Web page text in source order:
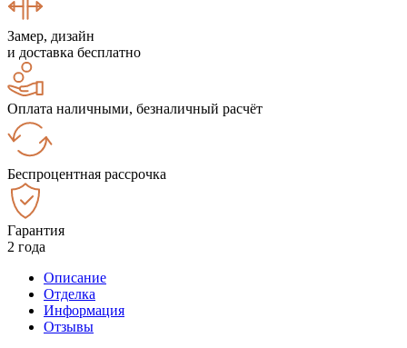
Замер, дизайн
и доставка бесплатно
Оплата наличными, безналичный расчёт
Беспроцентная рассрочка
Гарантия
2 года
Описание
Отделка
Информация
Отзывы